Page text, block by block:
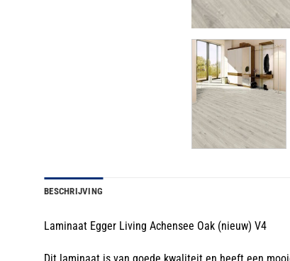
BESCHRIJVING
Laminaat Egger Living Achensee Oak (nieuw) V4